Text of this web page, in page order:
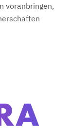
voranbringen,